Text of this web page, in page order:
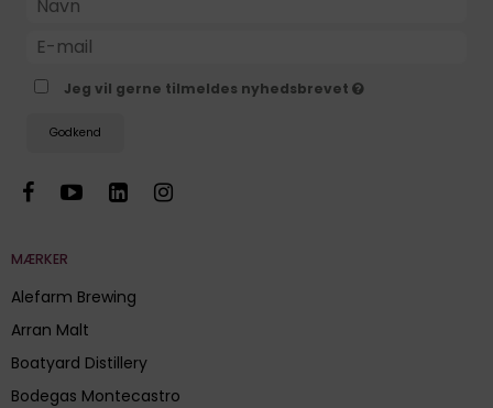
Jeg vil gerne tilmeldes nyhedsbrevet
Godkend
MÆRKER
Alefarm Brewing
Arran Malt
Boatyard Distillery
Bodegas Montecastro